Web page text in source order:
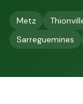
Metz
Sarreguemines